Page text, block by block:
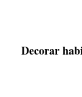
Decorar